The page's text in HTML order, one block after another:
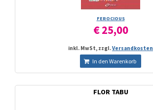
FEROCIOUS
€ 25,00
inkl. MwSt, zzgl.Versandkosten
In den Warenkorb
FLOR TABU